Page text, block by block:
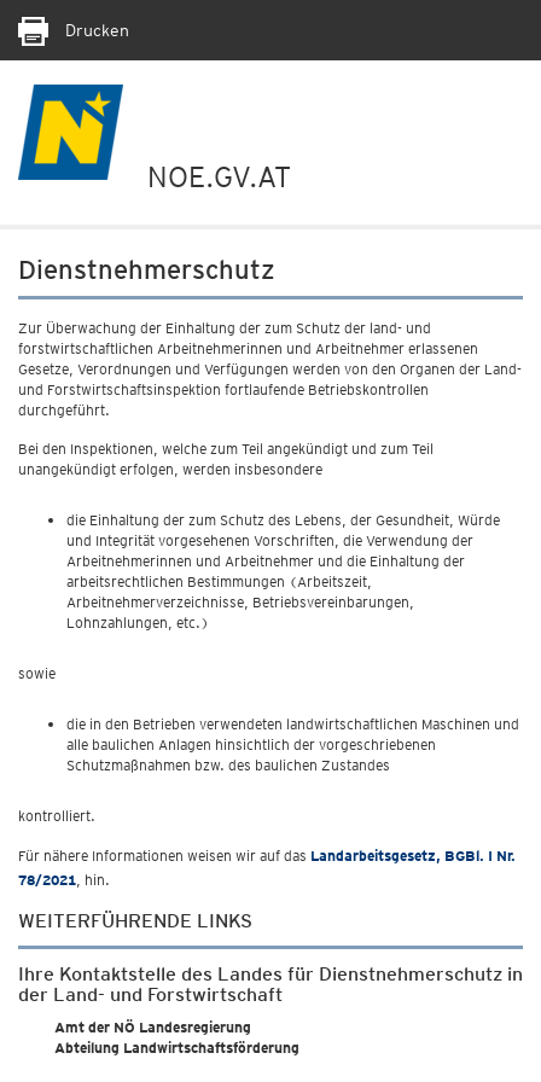
Drucken
NOE.GV.AT
Dienstnehmerschutz
Zur Überwachung der Einhaltung der zum Schutz der land- und
forstwirtschaftlichen Arbeitnehmerinnen und Arbeitnehmer erlassenen
Gesetze, Verordnungen und Verfügungen werden von den Organen der Land-
und Forstwirtschaftsinspektion fortlaufende Betriebskontrollen
durchgeführt.
Bei den Inspektionen, welche zum Teil angekündigt und zum Teil
unangekündigt erfolgen, werden insbesondere
die Einhaltung der zum Schutz des Lebens, der Gesundheit, Würde
und Integrität vorgesehenen Vorschriften, die Verwendung der
Arbeitnehmerinnen und Arbeitnehmer und die Einhaltung der
arbeitsrechtlichen Bestimmungen (Arbeitszeit,
Arbeitnehmerverzeichnisse, Betriebsvereinbarungen,
Lohnzahlungen, etc.)
sowie
die in den Betrieben verwendeten landwirtschaftlichen Maschinen und
alle baulichen Anlagen hinsichtlich der vorgeschriebenen
Schutzmaßnahmen bzw. des baulichen Zustandes
kontrolliert.
Für nähere Informationen weisen wir auf das Landarbeitsgesetz, BGBl. I Nr.
78/2021, hin.
WEITERFÜHRENDE LINKS
Ihre Kontaktstelle des Landes für Dienstnehmerschutz in
der Land- und Forstwirtschaft
Amt der NÖ Landesregierung
Abteilung Landwirtschaftsförderung